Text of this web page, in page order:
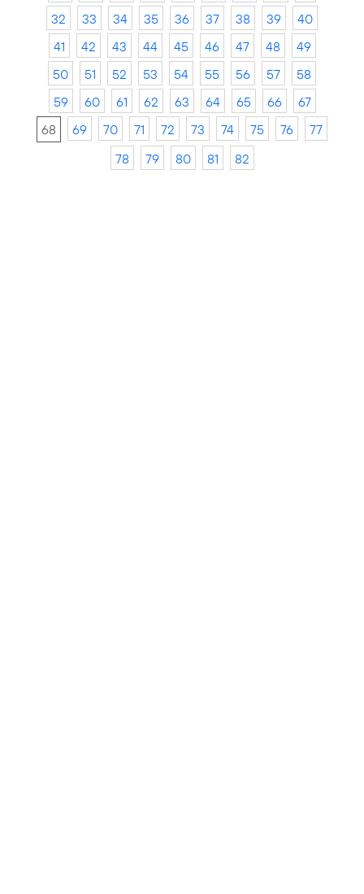
32
33 34 35 36 37 38 39
40
41
42 43 44 45 46 47 48
49
50
51 52 53 54 55 56 57
58
59
60 61 62 63 64 65 66
67
68
69 70 71 72 73 74 75 76
77
78
79 80 81 82